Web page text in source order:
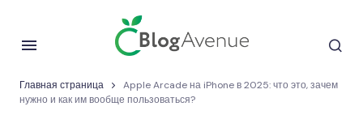
Главная страница
Apple Arcade на iPhone в 2025: что это, зачем
нужно и как им вообще пользоваться?